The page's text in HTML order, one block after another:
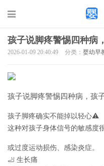
孩子说脚疼警惕四种病
2026-01-09 20:40:49 分类： 婴幼早
孩子说脚疼警惕四种病，孩
孩子脚疼确实不能掉以轻心⚠️
这种对孩子身体信号的敏感度
或过度运动损伤、感染炎症。
🦶 生长痛